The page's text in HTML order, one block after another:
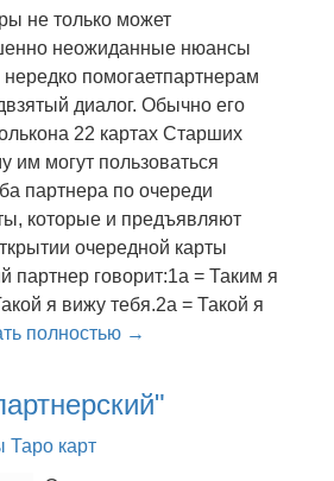
не только может
неожиданные нюансы
помогаетпартнерам
диалог. Обычно его
22 картах Старших
им могут пользоваться
партнера по очереди
которые и предъявляют
очередной карты
партнер говорит:1а = Таким я
я вижу тебя.2а = Такой я
полностью →
Таро карт